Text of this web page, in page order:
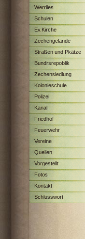
Werriies
Schulen
Ev.Kirche
Zechengelände
Straßen und Pkätze
Bundrsrepoblik
Zechensiedlung
Maximilian
Kolonieschule
Polizei
Kanal
Friedhof
Feuerwehr
Vereine
Quellen
Vorgestellt
Fotos
Kontakt
Schlusswort